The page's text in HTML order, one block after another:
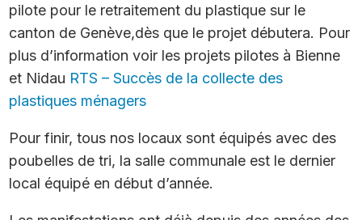
pilote pour le retraitement du plastique sur le
canton de Genève,dès que le projet débutera. Pour
plus d’information voir les projets pilotes à Bienne
et Nidau RTS – Succès de la collecte des
plastiques ménagers
Pour finir, tous nos locaux sont équipés avec des
poubelles de tri, la salle communale est le dernier
local équipé en début d’année.